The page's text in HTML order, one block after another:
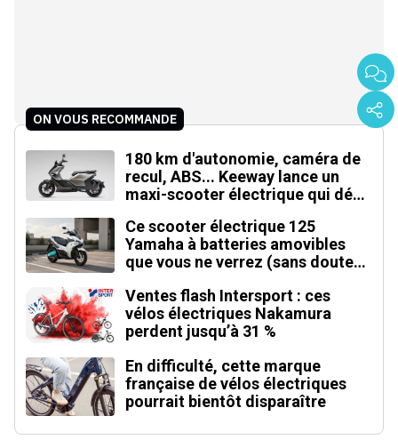
ON VOUS RECOMMANDE
180 km d'autonomie, caméra de
recul, ABS... Keeway lance un
maxi-scooter électrique qui défie
Ce scooter électrique 125
Yamaha à batteries amovibles
que vous ne verrez (sans doute)
Ventes flash Intersport : ces
vélos électriques Nakamura
perdent jusqu’à 31 %
En difficulté, cette marque
française de vélos électriques
pourrait bientôt disparaître